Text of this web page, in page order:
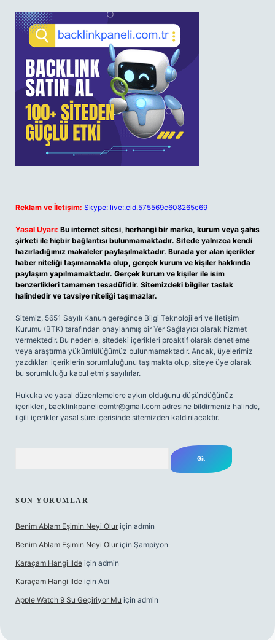
Reklam ve İletişim: Skype: live:.cid.575569c608265c69
Yasal Uyarı: Bu internet sitesi, herhangi bir marka, kurum veya şahıs
şirketi ile hiçbir bağlantısı bulunmamaktadır. Sitede yalnızca kendi
hazırladığımız makaleler paylaşılmaktadır. Burada yer alan içerikler
haber niteliği taşımamakta olup, gerçek kurum ve kişiler hakkında
paylaşım yapılmamaktadır. Gerçek kurum ve kişiler ile isim
benzerlikleri tamamen tesadüfidir. Sitemizdeki bilgiler taslak
halindedir ve tavsiye niteliği taşımazlar.
Sitemiz, 5651 Sayılı Kanun gereğince Bilgi Teknolojileri ve İletişim
Kurumu (BTK) tarafından onaylanmış bir Yer Sağlayıcı olarak hizmet
vermektedir. Bu nedenle, sitedeki içerikleri proaktif olarak denetleme
veya araştırma yükümlülüğümüz bulunmamaktadır. Ancak, üyelerimiz
yazdıkları içeriklerin sorumluluğunu taşımakta olup, siteye üye olarak
bu sorumluluğu kabul etmiş sayılırlar.
Hukuka ve yasal düzenlemelere aykırı olduğunu düşündüğünüz
içerikleri, backlinkpanelicomtr@gmail.com adresine bildirmeniz halinde,
ilgili içerikler yasal süre içerisinde sitemizden kaldırılacaktır.
SON YORUMLAR
Benim Ablam Eşimin Neyi Olur için admin
Benim Ablam Eşimin Neyi Olur için Şampiyon
Karaçam Hangi Ilde için admin
Karaçam Hangi Ilde için Abi
Apple Watch 9 Su Geçiriyor Mu için admin